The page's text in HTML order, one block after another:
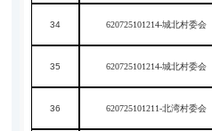
34 620725101214-城北村委会
35 620725101214-城北村委会
36 620725101211-北湾村委会